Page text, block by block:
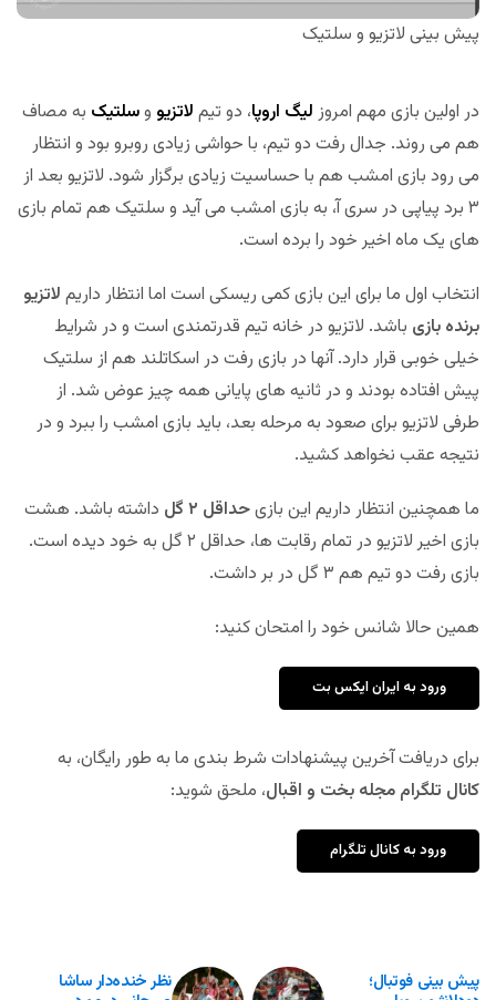
پیش بینی لاتزیو و سلتیک
در اولین بازی مهم امروز لیگ اروپا، دو تیم لاتزیو وسلتیک به مصاف
هم می روند. جدال رفت دو تیم، با حواشی زیادی روبرو بود و انتظار
می رود بازی امشب هم با حساسیت زیادی برگزار شود. لاتزیو بعد از
۳ برد پیاپی در سری آ، به بازی امشب می آید و سلتیک هم تمام بازی
های یک ماه اخیر خود را برده است.
انتخاب اول ما برای این بازی کمی ریسکی است اما انتظار داریم لاتزیو
برنده بازی باشد. لاتزیو در خانه تیم قدرتمندی است و در شرایط
خیلی خوبی قرار دارد. آنها در بازی رفت در اسکاتلند هم از سلتیک
پیش افتاده بودند و در ثانیه های پایانی همه چیز عوض شد. از
طرفی لاتزیو برای صعود به مرحله بعد، باید بازی امشب را ببرد و در
نتیجه عقب نخواهد کشید.
ما همچنین انتظار داریم این بازیحداقل ۲ گل
داشته باشد. هشت
بازی اخیر لاتزیو در تمام رقابت ها، حداقل ۲ گل به خود دیده است.
بازی رفت دو تیم هم ۳ گل در بر داشت.
همین حالا شانس خود را امتحان کنید:
ورود به ایران ایکس بت
برای دریافت آخرین پیشنهادات شرط بندی ما به طور رایگان، به
کانال تلگرام مجله بخت و اقبال، ملحق شوید:
ورود به کانال تلگرام
نظر خنده‌دار ساشا پیش بینی فوتبال؛